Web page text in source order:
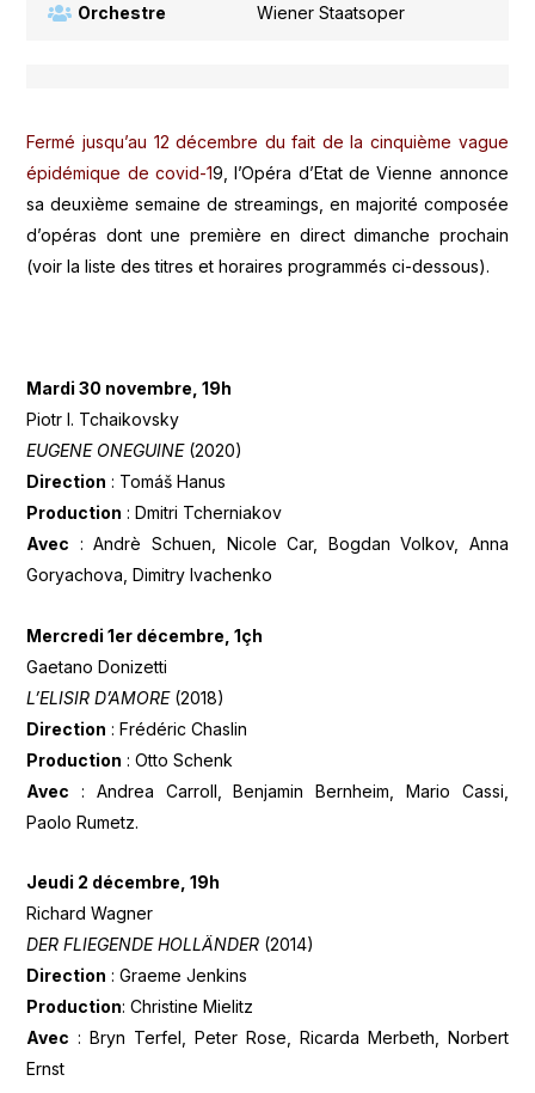
Orchestre Wiener Staatsoper
Fermé jusqu’au 12 décembre du fait de la cinquième vague
épidémique de covid-19, l’Opéra d’Etat de Vienne annonce
sa deuxième semaine de streamings, en majorité composée
d’opéras dont une première en direct dimanche prochain
(voir la liste des titres et horaires programmés ci-dessous).
Mardi 30 novembre, 19h
Piotr I. Tchaikovsky
EUGENE ONEGUINE(2020)
Direction : Tomáš Hanus
Production : Dmitri Tcherniakov
Avec : Andrè Schuen, Nicole Car, Bogdan Volkov, Anna
Goryachova, Dimitry Ivachenko
Mercredi 1er décembre, 1çh
Gaetano Donizetti
L’ELISIR DʼAMORE(2018)
Direction : Frédéric Chaslin
Production : Otto Schenk
Avec : Andrea Carroll, Benjamin Bernheim, Mario Cassi,
Paolo Rumetz.
Jeudi 2 décembre, 19h
Richard Wagner
DER FLIEGENDE HOLLÄNDER (2014)
Direction : Graeme Jenkins
Production: Christine Mielitz
Avec : Bryn Terfel, Peter Rose, Ricarda Merbeth, Norbert
Ernst